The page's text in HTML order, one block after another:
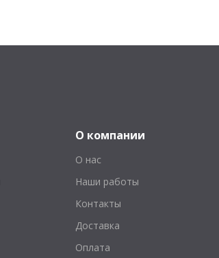
О компании
О нас
Наши работы
Контакты
Доставка
Оплата